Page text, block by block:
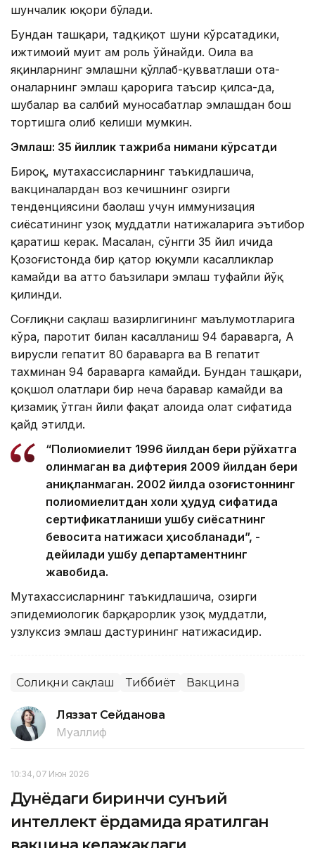
шунчалик юқори бўлади.
Бундан ташқари, тадқиқот шуни кўрсатадики,
ижтимоий муҳит ҳам роль ўйнайди. Оила ва
яқинларнинг эмлашни қўллаб-қувватлаши ота-
оналарнинг эмлаш қарорига таъсир қилса-да,
шубҳалар ва салбий муносабатлар эмлашдан бош
тортишга олиб келиши мумкин.
Эмлаш: 35 йиллик тажриба нимани кўрсатди
Бироқ, мутахассисларнинг таъкидлашича,
вакциналардан воз кечишнинг ҳозирги
тенденциясини баҳолаш учун иммунизация
сиёсатининг узоқ муддатли натижаларига эътибор
қаратиш керак. Масалан, сўнгги 35 йил ичида
Қозоғистонда бир қатор юқумли касалликлар
камайди ва ҳатто баъзилари эмлаш туфайли йўқ
қилинди.
Соғлиқни сақлаш вазирлигининг маълумотларига
кўра, паротит билан касалланиш 94 бараварга, А
вирусли гепатит 80 бараварга ва B гепатит
тахминан 94 бараварга камайди. Бундан ташқари,
қоқшол ҳолатлари бир неча баравар камайди ва
қизамиқ ўтган йили фақат алоҳида ҳолат сифатида
қайд этилди.
“Полиомиелит 1996 йилдан бери рўйхатга
олинмаган ва дифтерия 2009 йилдан бери
аниқланмаган. 2002 йилда Қозоғистоннинг
полиомиелитдан холи ҳудуд сифатида
сертификатланиши ушбу сиёсатнинг
бевосита натижаси ҳисобланади”, -
дейилади ушбу департаментнинг
жавобида.
Мутахассисларнинг таъкидлашича, ҳозирги
эпидемиологик барқарорлик узоқ муддатли,
узлуксиз эмлаш дастурининг натижасидир.
Соғлиқни сақлаш Тиббиёт Вакцина
Ляззат Сейданова
Муаллиф
10:34, 07 Июн 2026
Дунёдаги биринчи сунъий
интеллект ёрдамида яратилган